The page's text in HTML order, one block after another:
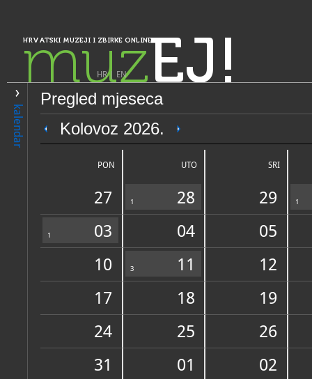
HRVATSKI MUZEJI I ZBIRKE ONLINE
muzEJ!
HR| EN
kalendar
Pregled mjeseca
Kolovoz 2026.
PON UTO SRI
27 1 28 29 1
1 03 04
05
10
3 11
12
17
18
19
24
25
26
31
01 02
PRETRAŽIVANJE
Istra, Kvarner, Gorski kotar i Lika
Pinakoteka župnog ureda
OPĆI PODACI
Zbirka vjerske zajednice